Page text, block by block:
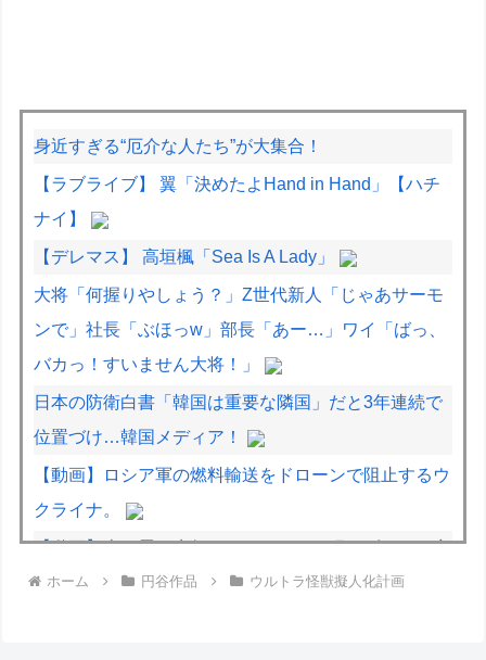
身近すぎる“厄介な人たち”が大集合！
【ラブライブ】 翼「決めたよHand in Hand」【ハチ
ナイ】
【デレマス】 高垣楓「Sea Is A Lady」
大将「何握りやしょう？」Z世代新人「じゃあサーモ
ンで」社長「ぶほっw」部長「あー…」ワイ「ばっ、
バカっ！すいません大将！」
日本の防衛白書「韓国は重要な隣国」だと3年連続で
位置づけ…韓国メディア！
【動画】ロシア軍の燃料輸送をドローンで阻止するウ
クライナ。
【動画】走り屋が先行のスクーターに猛スピードで突
っ込む事故。
ホーム 円谷作品 ウルトラ怪獣擬人化計画